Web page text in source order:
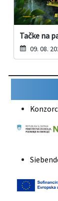
Tačke na
09. 08.